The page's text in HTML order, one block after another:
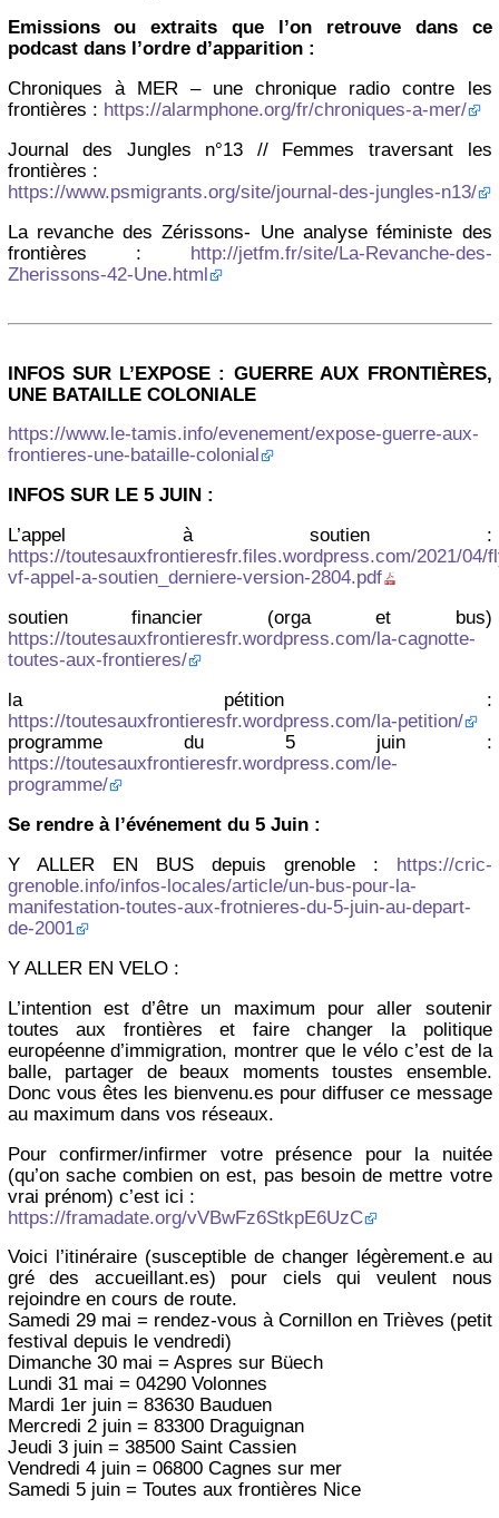
Emissions ou extraits que l’on retrouve dans ce
podcast dans l’ordre d’apparition :
Chroniques à MER – une chronique radio contre les
frontières : https://alarmphone.org/fr/chroniques-a-mer/
Journal des Jungles n°13 // Femmes traversant les
frontières :
https://www.psmigrants.org/site/journal-des-jungles-n13/
La revanche des Zérissons- Une analyse féministe des
frontières : http://jetfm.fr/site/La-Revanche-des-
Zherissons-42-Une.html
INFOS SUR L’EXPOSE : GUERRE AUX FRONTIÈRES,
UNE BATAILLE COLONIALE
https://www.le-tamis.info/evenement/expose-guerre-aux-
frontieres-une-bataille-colonial
INFOS SUR LE 5 JUIN :
L’appel à soutien :
https://toutesauxfrontieresfr.files.wordpress.com/2021/04/
vf-appel-a-soutien_derniere-version-2804.pdf
soutien financier (orga et bus)
https://toutesauxfrontieresfr.wordpress.com/la-cagnotte-
toutes-aux-frontieres/
la pétition :
https://toutesauxfrontieresfr.wordpress.com/la-petition/
programme du 5 juin :
https://toutesauxfrontieresfr.wordpress.com/le-
programme/
Se rendre à l’événement du 5 Juin :
Y ALLER EN BUS depuis grenoble : https://cric-
grenoble.info/infos-locales/article/un-bus-pour-la-
manifestation-toutes-aux-frotnieres-du-5-juin-au-depart-
de-2001
Y ALLER EN VELO :
L’intention est d’être un maximum pour aller soutenir
toutes aux frontières et faire changer la politique
européenne d’immigration, montrer que le vélo c’est de la
balle, partager de beaux moments toustes ensemble.
Donc vous êtes les bienvenu.es pour diffuser ce message
au maximum dans vos réseaux.
Pour confirmer/infirmer votre présence pour la nuitée
(qu’on sache combien on est, pas besoin de mettre votre
vrai prénom) c’est ici :
https://framadate.org/vVBwFz6StkpE6UzC
Voici l’itinéraire (susceptible de changer légèrement.e au
gré des accueillant.es) pour ciels qui veulent nous
rejoindre en cours de route.
Samedi 29 mai = rendez-vous à Cornillon en Trièves (petit
festival depuis le vendredi)
Dimanche 30 mai = Aspres sur Büech
Lundi 31 mai = 04290 Volonnes
Mardi 1er juin = 83630 Bauduen
Mercredi 2 juin = 83300 Draguignan
Jeudi 3 juin = 38500 Saint Cassien
Vendredi 4 juin = 06800 Cagnes sur mer
Samedi 5 juin = Toutes aux frontières Nice